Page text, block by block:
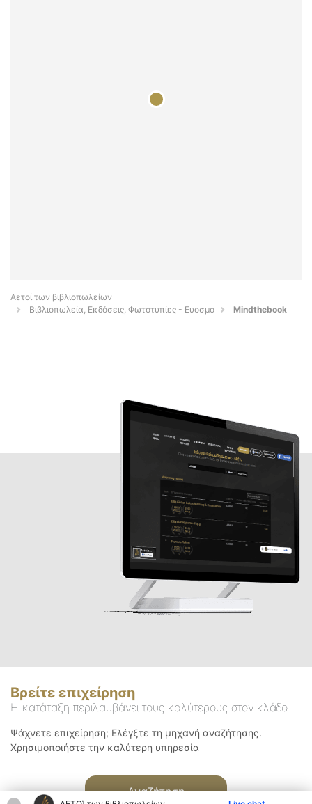
Αετοί των βιβλιοπωλείων
Βιβλιοπωλεία, Εκδόσεις, Φωτοτυπίες - Ευοσμο
Mindthebook
Βρείτε επιχείρηση
Η κατάταξη περιλαμβάνει τους καλύτερους στον κλάδο
Ψάχνετε επιχείρηση; Ελέγξτε τη μηχανή αναζήτησης.
Χρησιμοποιήστε την καλύτερη υπηρεσία
Αναζήτηση